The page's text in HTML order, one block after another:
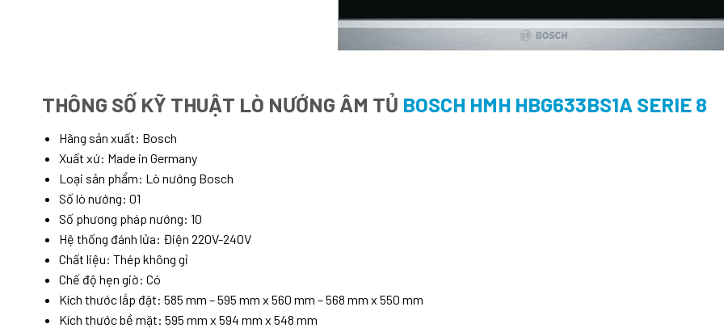
THÔNG SỐ KỸ THUẬT LÒ NƯỚNG ÂM TỦ BOSCH HMH HBG633BS1A SERIE 8
Hãng sản xuất: Bosch
Xuất xứ: Made in Germany
Loại sản phẩm: Lò nướng Bosch
Số lò nướng: 01
Số phương pháp nướng: 10
Hệ thống đánh lửa: Điện 220V-240V
Chất liệu: Thép không gỉ
Chế độ hẹn giờ: Có
Kích thước lắp đặt: 585 mm – 595 mm x 560 mm – 568 mm x 550 mm
Kích thước bề mặt: 595 mm x 594 mm x 548 mm